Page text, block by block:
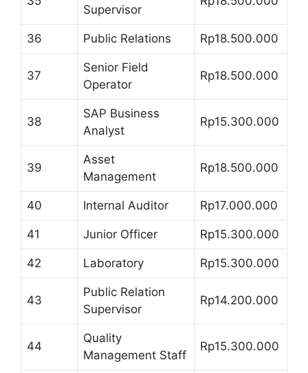
Supervisor
36 Public Relations Rp18.500.000
37
Senior Field
Operator
Rp18.500.000
38
SAP Business
Analyst
Rp15.300.000
39
Asset
Management
Rp18.500.000
40 Internal Auditor Rp17.000.000
41 Junior Officer Rp15.300.000
42 Laboratory Rp15.300.000
43
Public Relation
Supervisor
Rp14.200.000
44
Quality
Management Staff
Rp15.300.000